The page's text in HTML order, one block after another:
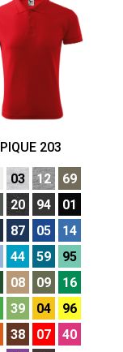
PIQUE 203
03 12
69
20 94
01
87 05
14
44 59
95
08 09
16
39 04
96
38 07
40